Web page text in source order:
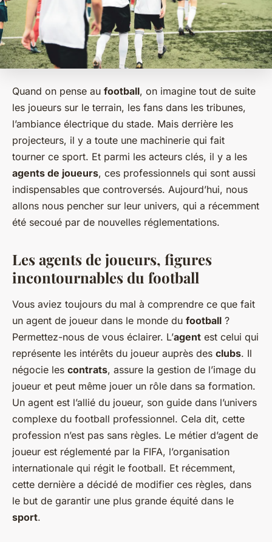
Quand on pense au football, on imagine tout de suite
les joueurs sur le terrain, les fans dans les tribunes,
l’ambiance électrique du stade. Mais derrière les
projecteurs, il y a toute une machinerie qui fait
tourner ce sport. Et parmi les acteurs clés, il y a les
agents de joueurs, ces professionnels qui sont aussi
indispensables que controversés. Aujourd’hui, nous
allons nous pencher sur leur univers, qui a récemment
été secoué par de nouvelles réglementations.
Les agents de joueurs, figures
incontournables du football
Vous aviez toujours du mal à comprendre ce que fait
un agent de joueur dans le monde du football ?
Permettez-nous de vous éclairer. L’agent est celui qui
représente les intérêts du joueur auprès des clubs. Il
négocie les contrats, assure la gestion de l’image du
joueur et peut même jouer un rôle dans sa formation.
Un agent est l’allié du joueur, son guide dans l’univers
complexe du football professionnel. Cela dit, cette
profession n’est pas sans règles. Le métier d’agent de
joueur est réglementé par la FIFA, l’organisation
internationale qui régit le football. Et récemment,
cette dernière a décidé de modifier ces règles, dans
le but de garantir une plus grande équité dans le
sport.